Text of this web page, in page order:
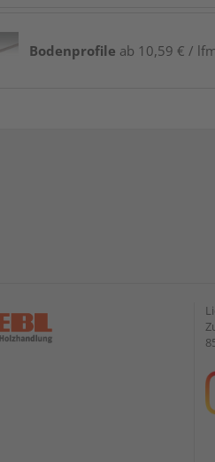
Bodenprofile ab 10,59 € /